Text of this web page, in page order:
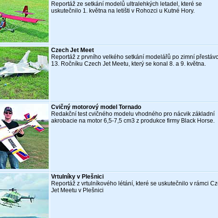
Reportáž ze setkání modelů ultralehkých letadel, které se
uskutečnilo 1. května na letišti v Rohozci u Kutné Hory.
Czech Jet Meet
Reportáž z prvního velkého setkání modelářů po zimní
13. Ročníku Czech Jet Meetu, který se konal 8. a 9. května.
Cvičný motorový model Tornado
Redakční test cvičného modelu vhodného pro nácvik základní
akrobacie na motor 6,5-7,5 cm3 z produkce firmy Black Horse.
Vrtulníky v Plešnici
Reportáž z vrtulníkového létání, které se uskutečnilo v rámci
Jet Meetu v Plešnici